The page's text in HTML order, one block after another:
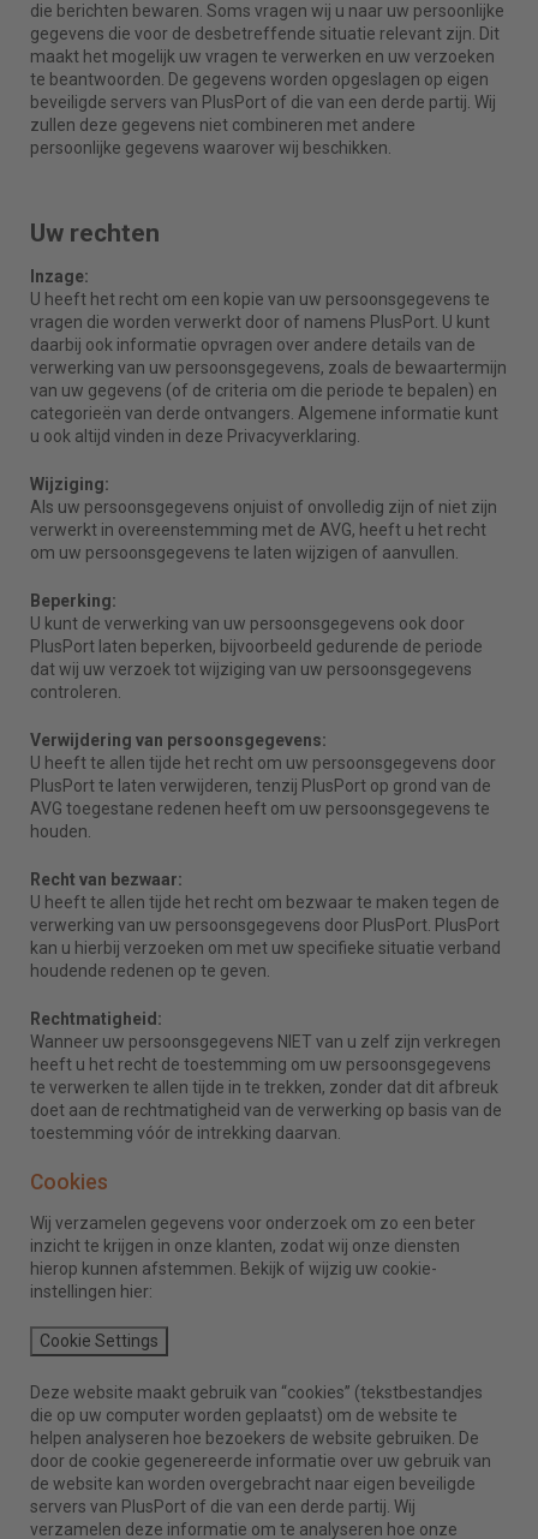
die berichten bewaren. Soms vragen wij u naar uw persoonlijke
gegevens die voor de desbetreffende situatie relevant zijn. Dit
maakt het mogelijk uw vragen te verwerken en uw verzoeken
te beantwoorden. De gegevens worden opgeslagen op eigen
beveiligde servers van PlusPort of die van een derde partij. Wij
zullen deze gegevens niet combineren met andere
persoonlijke gegevens waarover wij beschikken.
Uw rechten
Inzage:
U heeft het recht om een kopie van uw persoonsgegevens te
vragen die worden verwerkt door of namens PlusPort. U kunt
daarbij ook informatie opvragen over andere details van de
verwerking van uw persoonsgegevens, zoals de bewaartermijn
van uw gegevens (of de criteria om die periode te bepalen) en
categorieën van derde ontvangers. Algemene informatie kunt
u ook altijd vinden in deze Privacyverklaring.
Wijziging:
Als uw persoonsgegevens onjuist of onvolledig zijn of niet zijn
verwerkt in overeenstemming met de AVG, heeft u het recht
om uw persoonsgegevens te laten wijzigen of aanvullen.
Beperking:
U kunt de verwerking van uw persoonsgegevens ook door
PlusPort laten beperken, bijvoorbeeld gedurende de periode
dat wij uw verzoek tot wijziging van uw persoonsgegevens
controleren.
Verwijdering van persoonsgegevens:
U heeft te allen tijde het recht om uw persoonsgegevens door
PlusPort te laten verwijderen, tenzij PlusPort op grond van de
AVG toegestane redenen heeft om uw persoonsgegevens te
houden.
Recht van bezwaar:
U heeft te allen tijde het recht om bezwaar te maken tegen de
verwerking van uw persoonsgegevens door PlusPort. PlusPort
kan u hierbij verzoeken om met uw specifieke situatie verband
houdende redenen op te geven.
Rechtmatigheid:
Wanneer uw persoonsgegevens NIET van u zelf zijn verkregen
heeft u het recht de toestemming om uw persoonsgegevens
te verwerken te allen tijde in te trekken, zonder dat dit afbreuk
doet aan de rechtmatigheid van de verwerking op basis van de
toestemming vóór de intrekking daarvan.
Cookies
Wij verzamelen gegevens voor onderzoek om zo een beter
inzicht te krijgen in onze klanten, zodat wij onze diensten
hierop kunnen afstemmen. Bekijk of wijzig uw cookie-
instellingen hier:
Cookie Settings
Deze website maakt gebruik van “cookies” (tekstbestandjes
die op uw computer worden geplaatst) om de website te
helpen analyseren hoe bezoekers de website gebruiken. De
door de cookie gegenereerde informatie over uw gebruik van
de website kan worden overgebracht naar eigen beveiligde
servers van PlusPort of die van een derde partij. Wij
verzamelen deze informatie om te analyseren hoe onze